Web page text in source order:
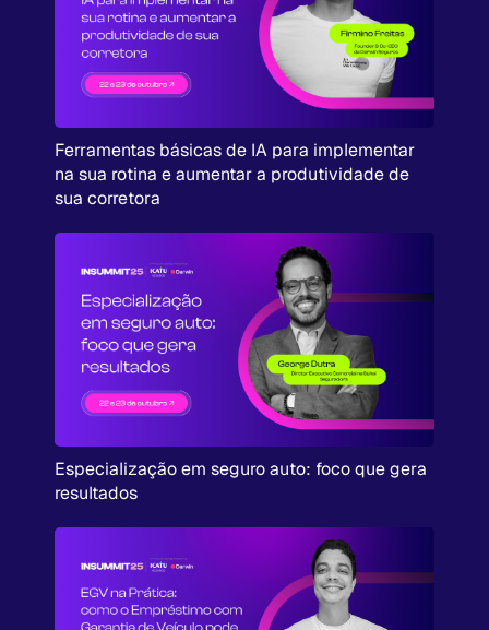
Ferramentas básicas de IA para implementar
na sua rotina e aumentar a produtividade de
sua corretora
Especialização em seguro auto: foco que gera
resultados